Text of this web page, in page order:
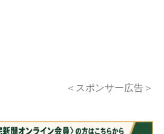
＜スポンサー広告＞